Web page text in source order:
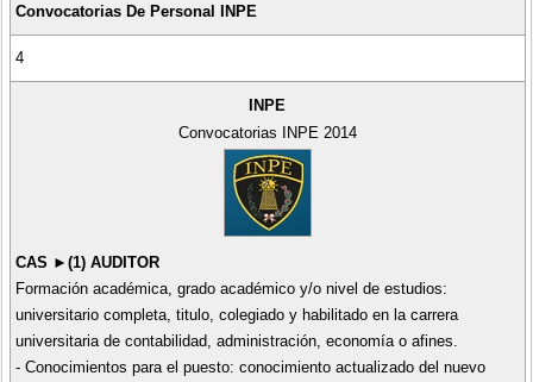
Convocatorias De Personal INPE
4
INPE
Convocatorias INPE 2014
CAS ►(1) AUDITOR
Formación académica, grado académico y/o nivel de estudios:
universitario completa, titulo, colegiado y habilitado en la carrera
universitaria de contabilidad, administración, economía o afines.
- Conocimientos para el puesto: conocimiento actualizado del nuevo